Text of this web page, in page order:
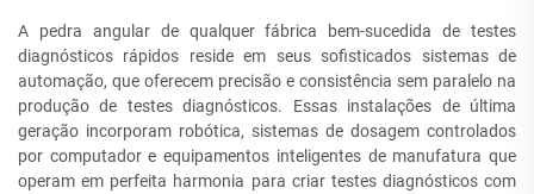
A pedra angular de qualquer fábrica bem-sucedida de testes
diagnósticos rápidos reside em seus sofisticados sistemas de
automação, que oferecem precisão e consistência sem paralelo na
produção de testes diagnósticos. Essas instalações de última
geração incorporam robótica, sistemas de dosagem controlados
por computador e equipamentos inteligentes de manufatura que
operam em perfeita harmonia para criar testes diagnósticos com